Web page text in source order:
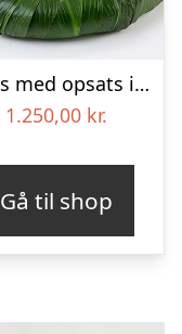
Krans med opsats i gule farver – Blomster til begravelse
1.250,00 kr.
Gå til shop